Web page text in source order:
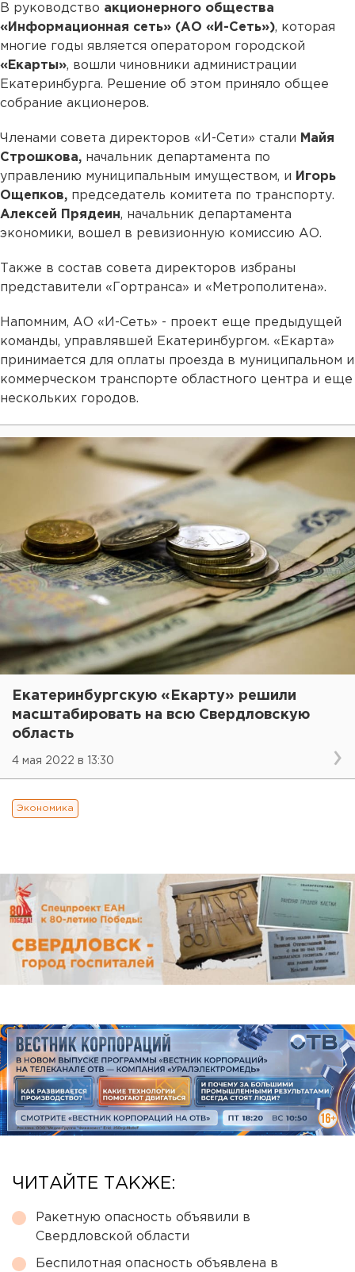
В руководство акционерного общества
«Информационная сеть» (АО «И-Сеть»), которая
многие годы является оператором городской
«Екарты», вошли чиновники администрации
Екатеринбурга. Решение об этом приняло общее
собрание акционеров.
Членами совета директоров «И-Сети» стали Майя
Строшкова, начальник департамента по
управлению муниципальным имуществом, и Игорь
Ощепков, председатель комитета по транспорту.
Алексей Прядеин, начальник департамента
экономики, вошел в ревизионную комиссию АО.
Также в состав совета директоров избраны
представители «Гортранса» и «Метрополитена».
Напомним, АО «И-Сеть» - проект еще предыдущей
команды, управлявшей Екатеринбургом. «Екарта»
принимается для оплаты проезда в муниципальном и
коммерческом транспорте областного центра и еще
нескольких городов.
Екатеринбургскую «Екарту» решили
масштабировать на всю Свердловскую
область
4 мая 2022 в 13:30
Экономика
ЧИТАЙТЕ ТАКЖЕ:
Ракетную опасность объявили в
Свердловской области
Беспилотная опасность объявлена в